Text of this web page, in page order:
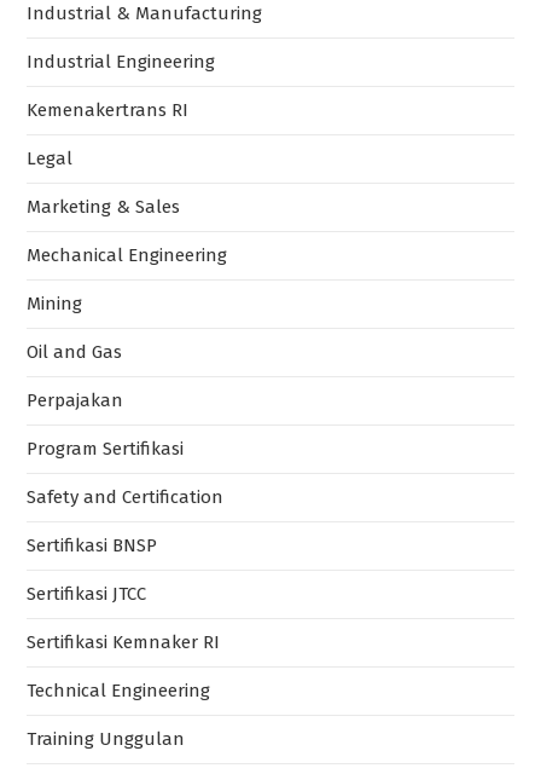
Industrial & Manufacturing
Industrial Engineering
Kemenakertrans RI
Legal
Marketing & Sales
Mechanical Engineering
Mining
Oil and Gas
Perpajakan
Program Sertifikasi
Safety and Certification
Sertifikasi BNSP
Sertifikasi JTCC
Sertifikasi Kemnaker RI
Technical Engineering
Training Unggulan